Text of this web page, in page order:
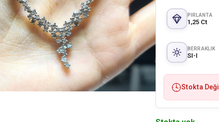
PIRLANTA
1,25 Ct
BERRAKLIK
SI-I
Stokta Değil